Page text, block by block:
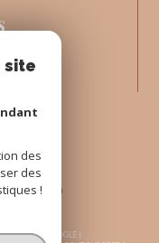
BY GOOGLE |
site
des
des
!